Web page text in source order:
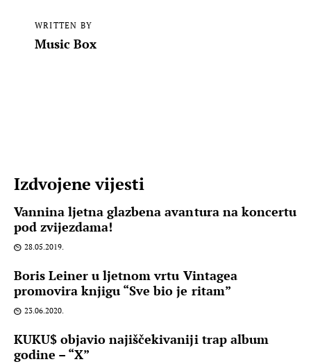
WRITTEN BY
Music Box
Izdvojene vijesti
Vannina ljetna glazbena avantura na koncertu
pod zvijezdama!
28.05.2019.
Boris Leiner u ljetnom vrtu Vintagea
promovira knjigu “Sve bio je ritam”
23.06.2020.
KUKU$ objavio najiščekivaniji trap album
godine – “X”